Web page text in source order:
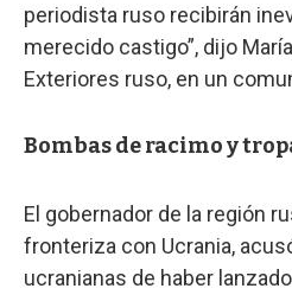
periodista ruso recibirán
merecido castigo”, dijo
Exteriores ruso, en un
Bombas de racimo y
El gobernador de la región
fronteriza con Ucrania,
ucranianas de haber